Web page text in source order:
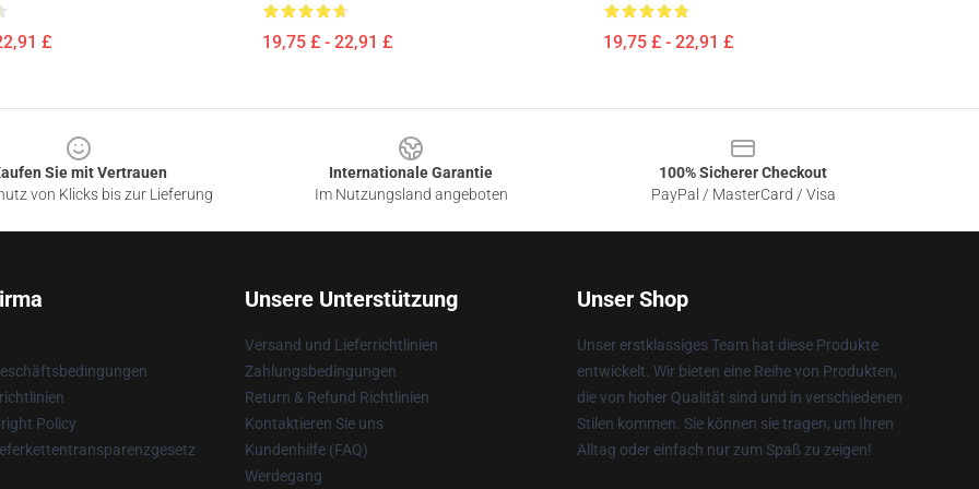
£ 19,75 £ - 22,91 £ 19,75 £ - 22,91 £
Sie mit Vertrauen
von Klicks bis zur Lieferung
Internationale Garantie
Im Nutzungsland angeboten
100% Sicherer Checkout
PayPal / MasterCard / Visa
Policy
Unsere Unterstützung
Versand und Lieferrichtlinien
Zahlungsbedingungen
Return & Refund Richtlinien
Kontaktieren Sie uns
Kundenhilfe (FAQ)
Werdegang
Unser Shop
Unser erstklassiges Team hat diese Produkte
entwickelt. Wir bieten eine Reihe von Produkten,
die von hoher Qualität sind und in verschiedenen
Stilen kommen. Sie können sie tragen, um Ihren
Alltag oder einfach nur zum Spaß zu zeigen!